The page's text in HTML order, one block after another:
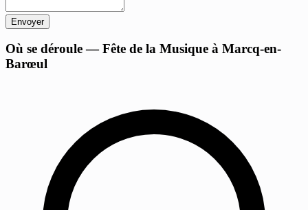
Envoyer
Où se déroule — Fête de la Musique à Marcq-en-
Barœul